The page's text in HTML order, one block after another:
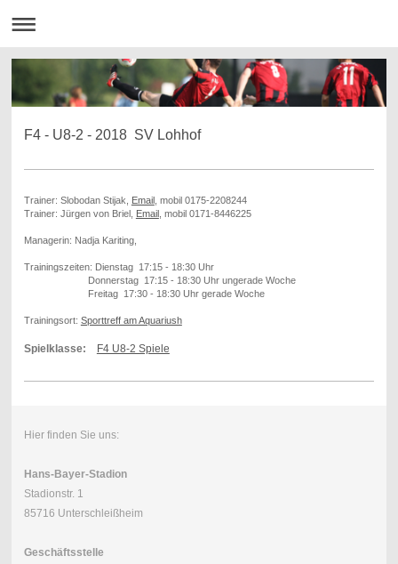
F4 - U8-2 - 2018 SV Lohhof
Trainer: Slobodan Stijak, Email
, mobil 0175-2208244
Trainer: Jürgen von Briel,
Email , mobil 0171-8446225
Managerin: Nadja Kariting,
Trainingszeiten: Dienstag 17:15 - 18:30 Uhr
Donnerstag 17:15 - 18:30 Uhr ungerade Woche
Freitag 17:30 - 18:30 Uhr gerade Woche
Trainingsort: Sporttreff am Aquariush
Spielklasse: F4 U8-2 Spiele
Hier finden Sie uns:
Hans-Bayer-Stadion
Stadionstr. 1
85716 Unterschleißheim
Geschäftsstelle